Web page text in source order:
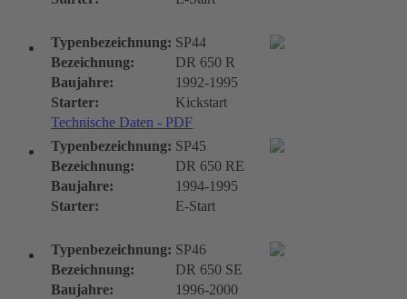
Typenbezeichnung: SP44
Bezeichnung:
DR 650 R
Baujahre:
1992-1995
Starter:
Kickstart
Technische Daten - PDF
Typenbezeichnung: SP45
Bezeichnung:
DR 650 RE
Baujahre:
1994-1995
Starter:
E-Start
Typenbezeichnung: SP46
Bezeichnung:
DR 650 SE
Baujahre:
1996-2000